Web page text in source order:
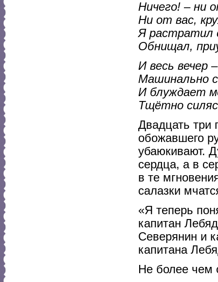
Ничего! – ни
Ни от вас,
Я растратил
Обнищал,
И весь вечер
Машинально
И блуждает
Тщётно
Двадцать три
обожавшего
убаюкивают.
сердца, а в
в те
салазки
«Я теперь
капитан
Северянин и
капитана
Не более чем